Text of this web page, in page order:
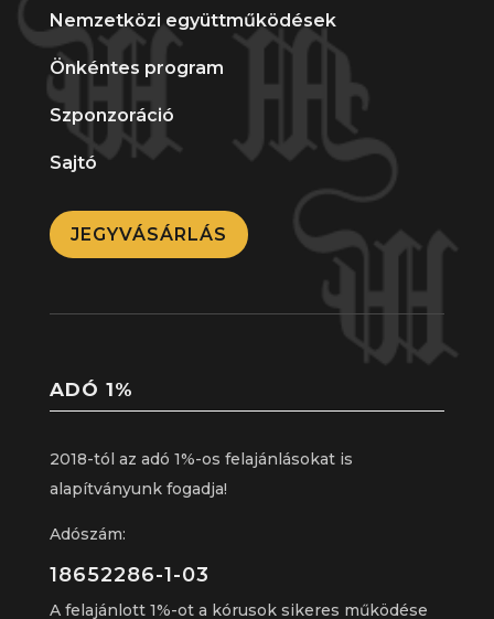
Nemzetközi együttműködések
Önkéntes program
Szponzoráció
Sajtó
JEGYVÁSÁRLÁS
ADÓ 1%
2018-tól az adó 1%-os felajánlásokat is
alapítványunk fogadja!
Adószám:
18652286-1-03
A felajánlott 1%-ot a kórusok sikeres működése